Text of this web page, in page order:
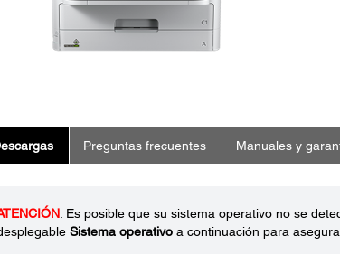
Preguntas frecuentes Manuales y
: Es posible que su sistema operativo no se
Sistema operativoa continuación para